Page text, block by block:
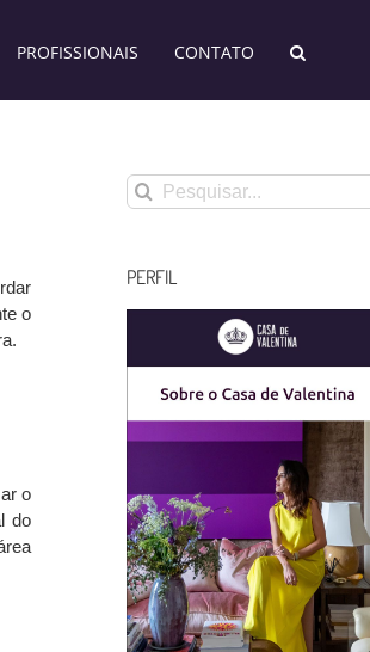
PROFISSIONAIS CONTATO
o
o
do
Buscar
resultados
PERFIL